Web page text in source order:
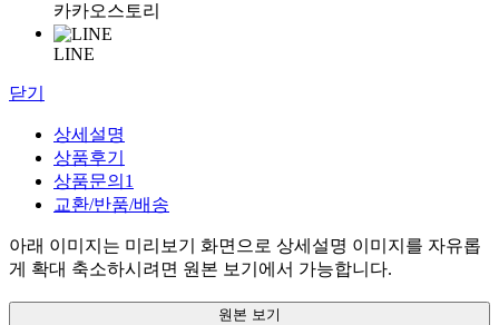
카카오스토리
LINE
닫기
상세설명
상품후기
상품문의 1
교환/반품/배송
아래 이미지는 미리보기 화면으로 상세설명 이미지를 자유롭
게 확대 축소하시려면 원본 보기에서 가능합니다.
원본 보기